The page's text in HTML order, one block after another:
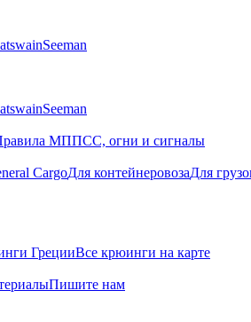
Seeman
Seeman
МППСС, огни и сигналы
CargoДля контейнеровозаДля
ГрецииВсе крюинги на карте
Пишите нам